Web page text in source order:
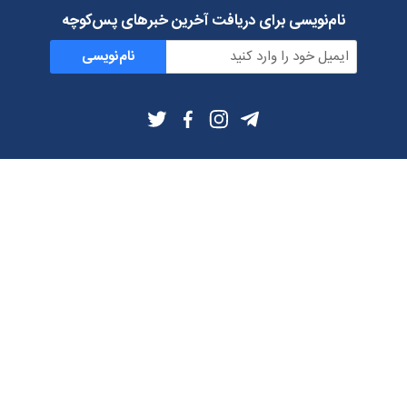
نام‌نویسی برای دریافت آخرین خبرهای پس‌کوچه
نام‌نویسی